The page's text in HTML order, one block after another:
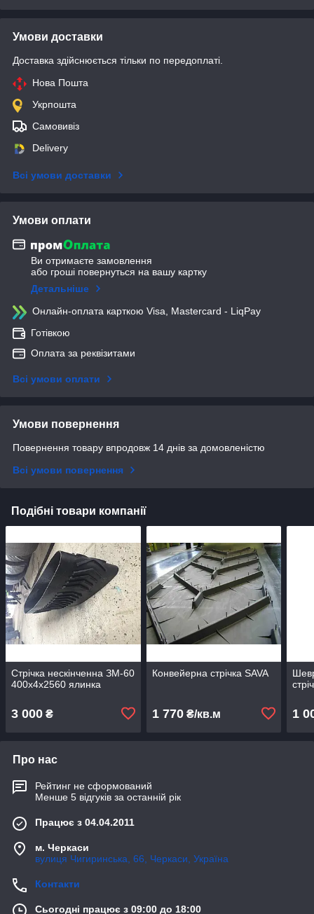
Умови доставки
Доставка здійснюється тільки по передоплаті.
Нова Пошта
Укрпошта
Самовивіз
Delivery
Всі умови доставки
Умови оплати
Ви отримаєте замовлення
або гроші повернуться на вашу картку
Детальніше
Онлайн-оплата карткою Visa, Mastercard - LiqPay
Готівкою
Оплата за реквізитами
Всі умови оплати
Умови повернення
Повернення товару впродовж 14 днів за домовленістю
Всі умови повернення
Подібні товари компанії
Стрічка нескінченна ЗМ-60
400х4х2560 ялинка
3 000 ₴
Конвейерна стрічка SAVA
1 770₴/кв.м 1
Про нас
Рейтинг не сформований
Менше 5 відгуків за останній рік
Працює з 04.04.2011
м. Черкаси
вулиця Чигиринська, 66, Черкаси, Україна
Контакти
Сьогодні працює з 09:00 до 18:00